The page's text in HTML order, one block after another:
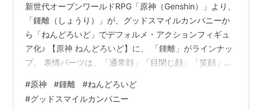
新世代オープンワールドRPG「原神（Genshin）」より、
「鍾離（しょうり）」が、グッドスマイルカンパニーか
ら「ねんどろいど」でデフォルメ・アクションフィギュ
ア化♪ 【原神 ねんどろいど】に、 「鍾離」がラインナッ
プ。 表情パーツは、「通常顔」「目閉じ顔」「笑顔」の
「天星」「贈り物」が付属☆ フィギュアのサイズは、 ノ
ンスケールの全高：約10cm。 原型制作は「七兵衛」
#原神 #鍾離 #ねんどろいど
#グッドスマイルカンパニー